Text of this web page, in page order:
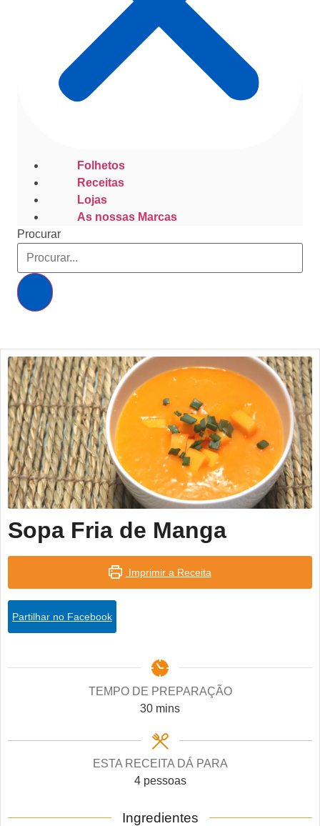
Folhetos
Receitas
Lojas
As nossas Marcas
Procurar
Sopa Fria de Manga
Imprimir a Receita
Partilhar no Facebook
TEMPO DE PREPARAÇÃO
30minutes
mins
ESTA RECEITA DÁ PARA
4 pessoas
Ingredientes